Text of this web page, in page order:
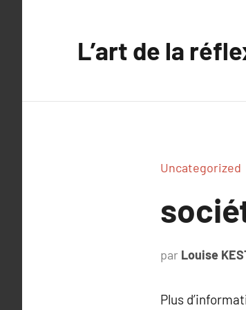
L’art de la
Uncategorized
par Louise
Plus